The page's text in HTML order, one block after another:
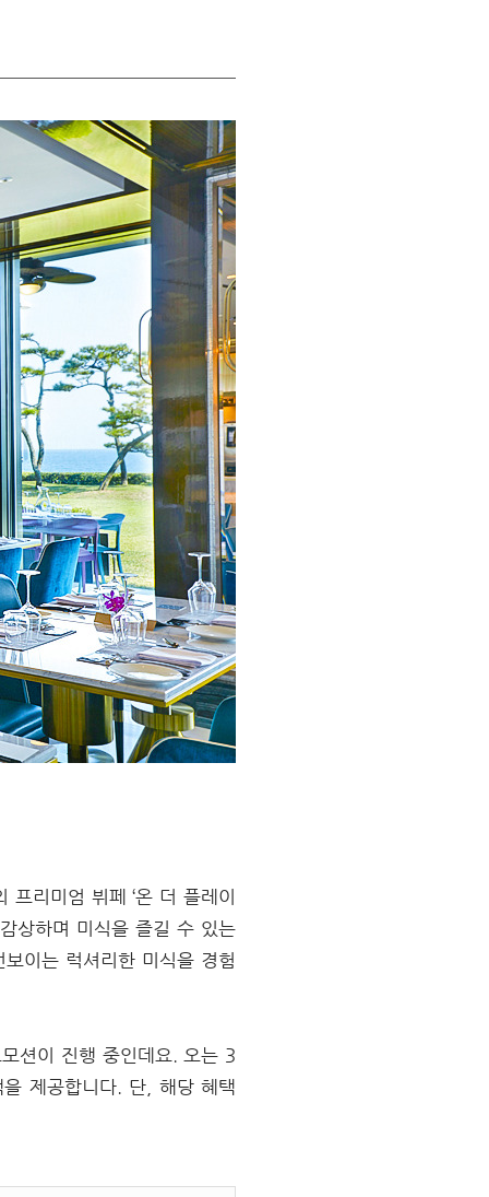
리미엄 뷔페 ‘온 더 플레이
상하며 미식을 즐길 수 있는
이는 럭셔리한 미식을 경험
션이 진행 중인데요. 오는 3
제공합니다. 단, 해당 혜택